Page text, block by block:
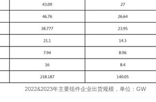
2022&2023年主要组件企业出货规模，单位：GW